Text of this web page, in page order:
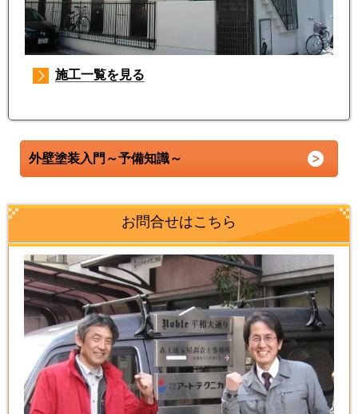
施工一覧を見る
外壁塗装入門～予備知識～
お問合せはこちら